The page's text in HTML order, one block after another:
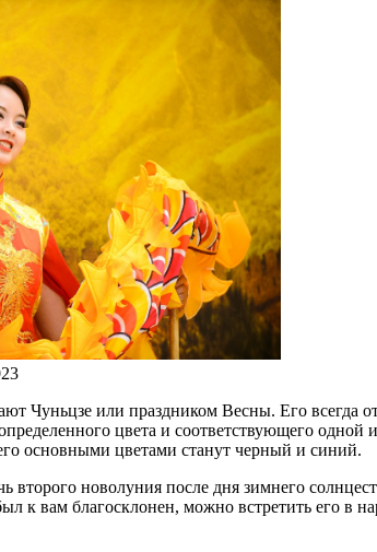
Чуньцзе или праздником Весны. Его всегда
цвета и соответствующего
основными цветами станут черный и синий.
новолуния после дня зимнего
к вам благосклонен, можно встретить его в